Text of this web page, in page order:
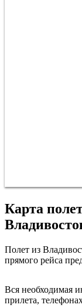
Карта
Полет из
прямого рейса
Вся необходимая
прилета,